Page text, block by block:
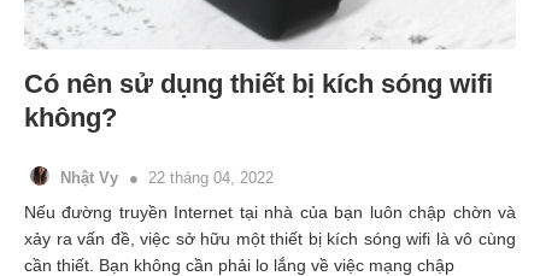
Có nên sử dụng thiết bị kích sóng wifi
không?
Nhật Vy 22 tháng 04, 2022
Nếu đường truyền Internet tại nhà của bạn luôn chập chờn và
xảy ra vấn đề, việc sở hữu một thiết bị kích sóng wifi là vô cùng
cần thiết. Bạn không cần phải lo lắng về việc mạng chập